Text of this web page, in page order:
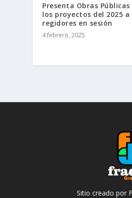
Presenta Obras Públicas
los proyectos del 2025 a
regidores en sesión
4 febrero, 2025
Sitio creado por